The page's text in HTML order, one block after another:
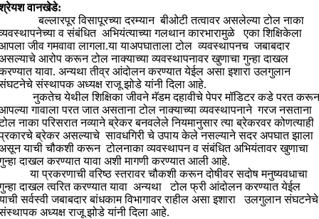
वानखेडे:
विसापूरच्या दरम्यान बीओटी तत्वावर असलेल्या टोल नाका
व संबंधित अभियंत्याच्या गलथान कारभारामुळे एका शिक्षिकेला
जीव गमवावा लागला.या याअपघाताला टोल व्यवस्थापनच जबाबदार
आरोप करून टोल नाक्याच्या व्यवस्थापनावर खुणाचा गुन्हा दाखल
यावा. अन्यथा तीव्र आंदोलन करण्यात येईल असा इशारा उलगुलान
संस्थापक अध्यक्ष राजू झोडे यांनी दिला आहे.
येथील शिक्षिका जीवने मॅडम दहावीचे पेपर मॉडिटर कडे परत करून
गावाला परत जात असताना टोल नाक्याच्या व्यवस्थापनाने गरज नसताना
नाका परिसरात नव्याने ब्रेकर बनवलेले नियमानुसार त्या ब्रेकरवर कोणत्याही
ब्रेकर असल्याचे सावधगिरी चे उपाय केले नसल्याने सदर अपघात झाला
याची चौकशी करून टोलनाका व्यवस्थापन व संबंधित अभियंतावर खुणाचा
दाखल करण्यात यावा अशी मागणी करण्यात आली आहे.
प्रकरणाची वरिष्ठ स्तरावर चौकशी करून दोषीवर सदोष मनुष्यवधाचा
दाखल त्वरित करण्यात यावा अन्यथा टोल फ्री आंदोलन करण्यात येईल
सर्वस्वी जबाबदार बांधकाम विभागावर राहील असा इशारा उलगुलान संघटनेचे
अध्यक्ष राजू झोडे यांनी दिला आहे.